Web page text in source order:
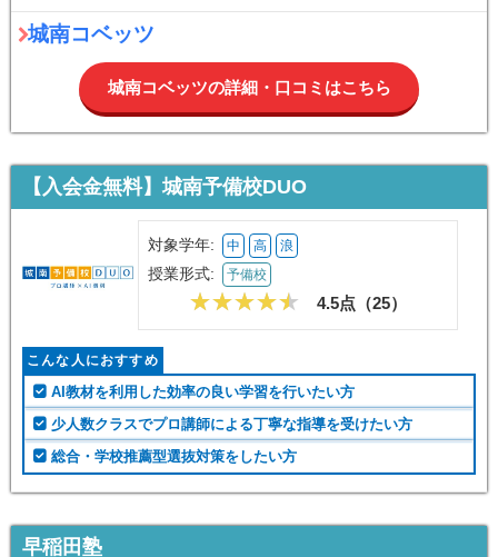
城南コベッツ
城南コベッツの詳細・口コミはこちら
【入会金無料】城南予備校DUO
対象学年: 中 高 浪
授業形式: 予備校
4.5点（25）
こんな人におすすめ
AI教材を利用した効率の良い学習を行いたい方
少人数クラスでプロ講師による丁寧な指導を受けたい方
総合・学校推薦型選抜対策をしたい方
早稲田塾